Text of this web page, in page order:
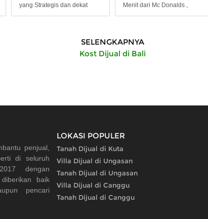
yang Strategis dan dekat
Menit dari Mc Donalds ,
SELENGKAPNYA
Kost Dijual di Bali
penjual,
di seluruh
dengan
baik
pencari
LOKASI POPULER
Tanah Dijual di Kuta
Villa Dijual di Ungasan
Tanah Dijual di Ungasan
Villa Dijual di Canggu
Tanah Dijual di Canggu